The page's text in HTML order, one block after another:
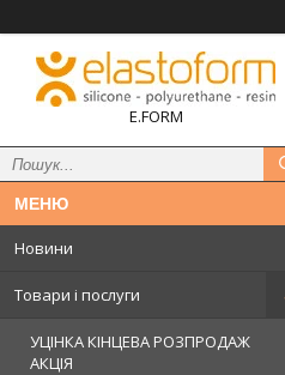
E.FORM
Новини
Товари і послуги
УЦІНКА КІНЦЕВА РОЗПРОДАЖ
АКЦІЯ